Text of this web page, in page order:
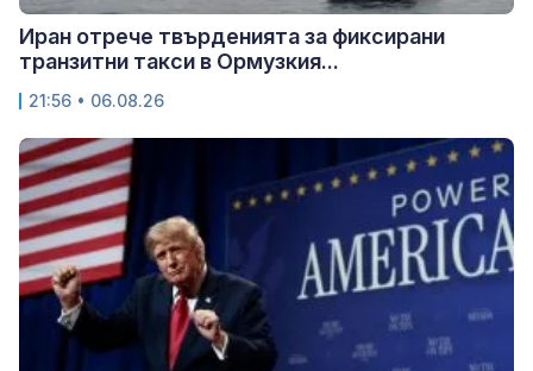
Иран отрече твърденията за фиксирани
транзитни такси в Ормузкия...
21:56 • 06.08.26